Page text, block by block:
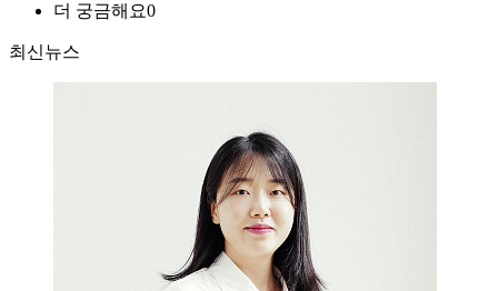
더 궁금해요0
최신뉴스